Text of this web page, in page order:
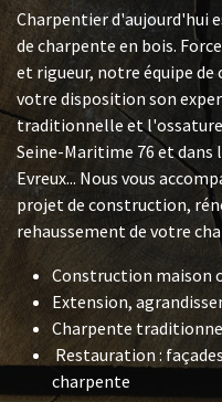
Charpentier d'aujourd'hui
de charpente en bois.
et rigueur, notre équipe
votre disposition son
traditionnelle et
Seine-Maritime 76 et dans
Evreux... Nous vous
projet de construction,
rehaussement de votre
Construction maison
Extension,
Charpente
Restauration :
charpente